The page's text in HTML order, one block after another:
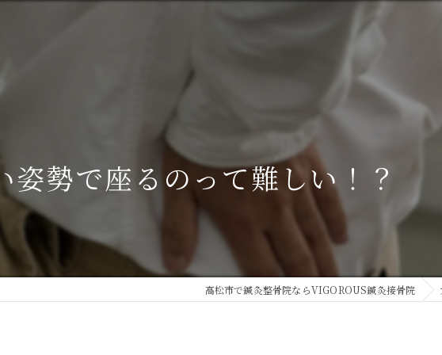
姿勢で座るのって難しい！？
高松市で鍼灸整骨院ならVIGOROUS鍼灸接骨院